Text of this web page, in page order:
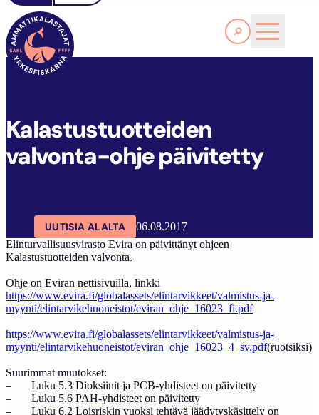
Lue lisää
SAKL
Kalastustuotteiden
valvonta-ohje päivitetty
UUTISIA ALALTA
06.08.2017
Elinturvallisuusvirasto Evira on päivittänyt ohjeen
Kalastustuotteiden valvonta.
Ohje on Eviran nettisivuilla, linkki
https://www.evira.fi/globalassets/elintarvikkeet/valmistus-ja-
myynti/elintarvikehuoneistot/eviran_ohje_16023_fi.pdf
https://www.evira.fi/globalassets/elintarvikkeet/valmistus-ja-
myynti/elintarvikehuoneistot/eviran_ohje_16023_4_sv.pdf(ruotsiksi)
Suurimmat muutokset:
– Luku 5.3 Dioksiinit ja PCB-yhdisteet on päivitetty
– Luku 5.6 PAH-yhdisteet on päivitetty
– Luku 6.2 Loisriskin vuoksi tehtävä jäädytyskäsittely on